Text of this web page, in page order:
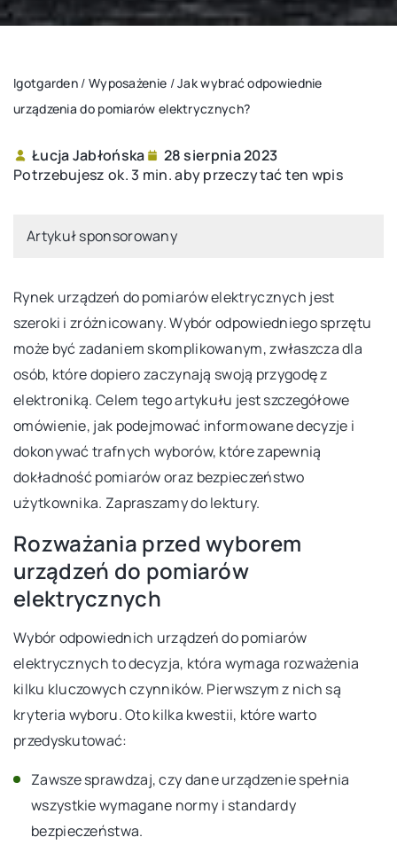
Igotgarden / Wyposażenie /Jak wybrać odpowiednie
urządzenia do pomiarów elektrycznych?
Łucja Jabłońska
28 sierpnia 2023
Potrzebujesz ok. 3 min. aby przeczytać ten wpis
Artykuł sponsorowany
Rynek urządzeń do pomiarów elektrycznych jest
szeroki i zróżnicowany. Wybór odpowiedniego sprzętu
może być zadaniem skomplikowanym, zwłaszcza dla
osób, które dopiero zaczynają swoją przygodę z
elektroniką. Celem tego artykułu jest szczegółowe
omówienie, jak podejmować informowane decyzje i
dokonywać trafnych wyborów, które zapewnią
dokładność pomiarów oraz bezpieczeństwo
użytkownika. Zapraszamy do lektury.
Rozważania przed wyborem
urządzeń do pomiarów
elektrycznych
Wybór odpowiednich urządzeń do pomiarów
elektrycznych to decyzja, która wymaga rozważenia
kilku kluczowych czynników. Pierwszym z nich są
kryteria wyboru. Oto kilka kwestii, które warto
przedyskutować:
Zawsze sprawdzaj, czy dane urządzenie spełnia
wszystkie wymagane normy i standardy
bezpieczeństwa.